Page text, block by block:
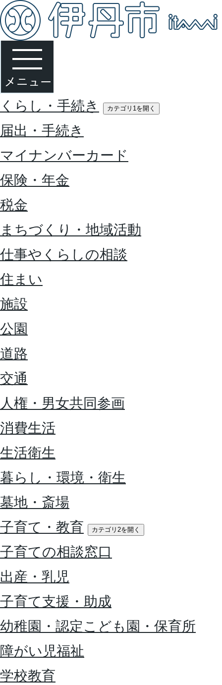
くらし・手続き カテゴリ1を開く
届出・手続き
マイナンバーカード
保険・年金
税金
まちづくり・地域活動
仕事やくらしの相談
住まい
施設
公園
道路
交通
人権・男女共同参画
消費生活
生活衛生
暮らし・環境・衛生
墓地・斎場
子育て・教育
カテゴリ2を開く
子育ての相談窓口
出産・乳児
子育て支援・助成
幼稚園・認定こども園・保育所
障がい児福祉
学校教育